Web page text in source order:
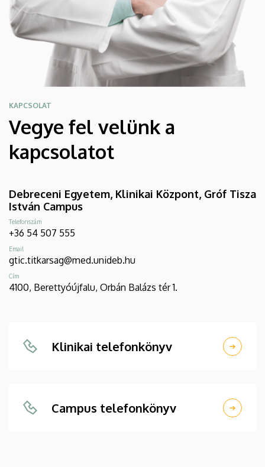
KAPCSOLAT
Vegye fel velünk a
kapcsolatot
Debreceni Egyetem, Klinikai Központ, Gróf Tisza
István Campus
Telefonszám
+36 54 507 555
Email
gtic.titkarsag@med.unideb.hu
Cím
4100, Berettyóújfalu, Orbán Balázs tér 1.
Klinikai telefonkönyv
Campus telefonkönyv